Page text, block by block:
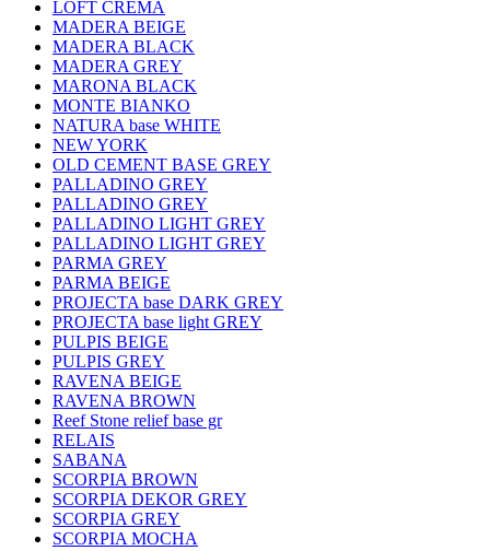
LOFT CREMA
MADERA BEIGE
MADERA BLACK
MADERA GREY
MARONA BLACK
MONTE BIANKO
NATURA base WHITE
NEW YORK
OLD CEMENT BASE GREY
PALLADINO GREY
PALLADINO GREY
PALLADINO LIGHT GREY
PALLADINO LIGHT GREY
PARMA GREY
PARMA BEIGE
PROJECTA base DARK GREY
PROJECTA base light GREY
PULPIS BEIGE
PULPIS GREY
RAVENA BEIGE
RAVENA BROWN
Reef Stone relief base gr
RELAIS
SABANA
SCORPIA BROWN
SCORPIA DEKOR GREY
SCORPIA GREY
SCORPIA MOCHA